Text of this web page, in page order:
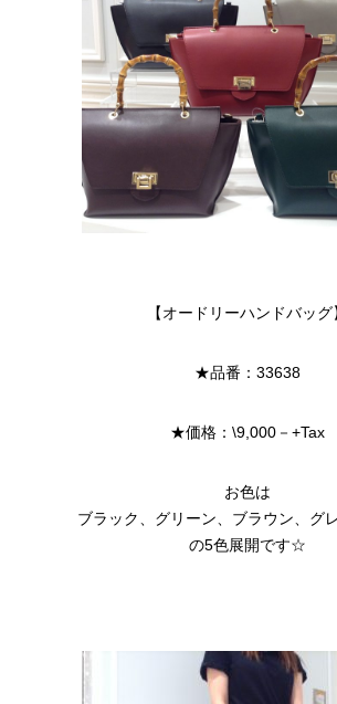
【オードリーハンドバッグ
★品番：33638
★価格：\9,000－+Tax
お色は
ブラック、グリーン、ブラウン、グ
の5色展開です☆